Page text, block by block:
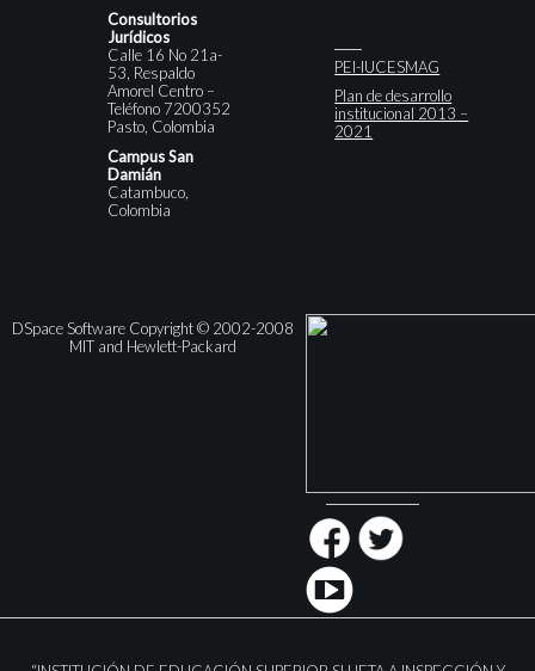
Consultorios
Jurídicos
Calle 16 No 21a-
53, Respaldo
Amorel Centro –
Teléfono 7200352
Pasto, Colombia
Campus San
Damián
Catambuco,
Colombia
PEI-IUCESMAG
Plan de desarrollo
institucional 2013 –
2021
DSpace Software Copyright © 2002-2008
MIT and Hewlett-Packard